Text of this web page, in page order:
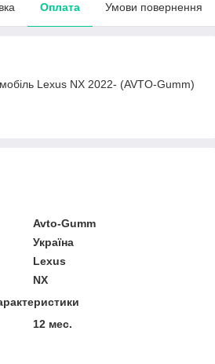
Оплата Умови повернення
Lexus NX 2022- (AVTO-Gumm)
Avto-Gumm
Україна
Lexus
NX
12 мес.